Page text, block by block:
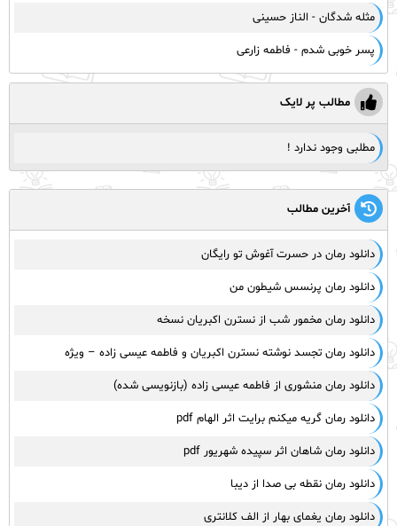
مثله شدگان - الناز حسینی
پسر خوبی شدم - فاطمه زارعی
مطالب پر لایک
مطلبی وجود ندارد !
آخرین مطالب
دانلود رمان در حسرت آغوش تو رایگان
دانلود رمان پرنسس شیطون من
دانلود رمان مخمور شب از نسترن اکبریان نسخه
دانلود رمان تجسد نوشته نسترن اکبریان و فاطمه عیسی زاده – ویژه
دانلود رمان منشوری از فاطمه عیسی زاده (بازنویسی شده)
دانلود رمان گریه میکنم برایت اثر الهام pdf
دانلود رمان شاهان اثر سپیده شهریور pdf
دانلود رمان نقطه بی صدا از دیبا
دانلود رمان یغمای بهار از الف کلانتری